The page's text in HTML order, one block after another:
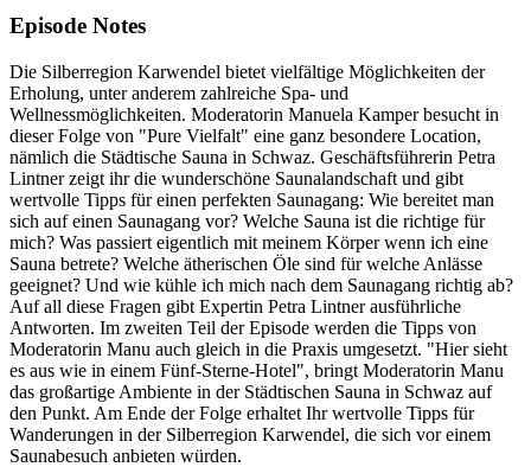
Episode Notes
Die Silberregion Karwendel bietet vielfältige Möglichkeiten der
Erholung, unter anderem zahlreiche Spa- und
Wellnessmöglichkeiten. Moderatorin Manuela Kamper besucht in
dieser Folge von "Pure Vielfalt" eine ganz besondere Location,
nämlich die Städtische Sauna in Schwaz. Geschäftsführerin Petra
Lintner zeigt ihr die wunderschöne Saunalandschaft und gibt
wertvolle Tipps für einen perfekten Saunagang: Wie bereitet man
sich auf einen Saunagang vor? Welche Sauna ist die richtige für
mich? Was passiert eigentlich mit meinem Körper wenn ich eine
Sauna betrete? Welche ätherischen Öle sind für welche Anlässe
geeignet? Und wie kühle ich mich nach dem Saunagang richtig ab?
Auf all diese Fragen gibt Expertin Petra Lintner ausführliche
Antworten. Im zweiten Teil der Episode werden die Tipps von
Moderatorin Manu auch gleich in die Praxis umgesetzt. "Hier sieht
es aus wie in einem Fünf-Sterne-Hotel", bringt Moderatorin Manu
das großartige Ambiente in der Städtischen Sauna in Schwaz auf
den Punkt. Am Ende der Folge erhaltet Ihr wertvolle Tipps für
Wanderungen in der Silberregion Karwendel, die sich vor einem
Saunabesuch anbieten würden.